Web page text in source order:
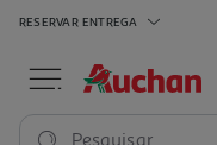
RESERVAR ENTREGA
Pesquisar